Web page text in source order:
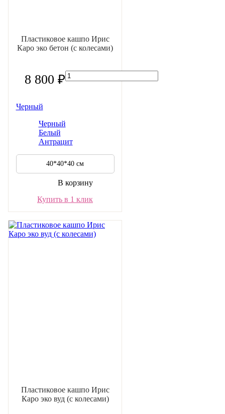
Пластиковое кашпо Ирис
Каро эко бетон (с колесами)
8 800 ₽
Черный
Черный
Белый
Антрацит
40*40*40 см
В корзину
Купить в 1 клик
Пластиковое кашпо Ирис
Каро эко вуд (с колесами)